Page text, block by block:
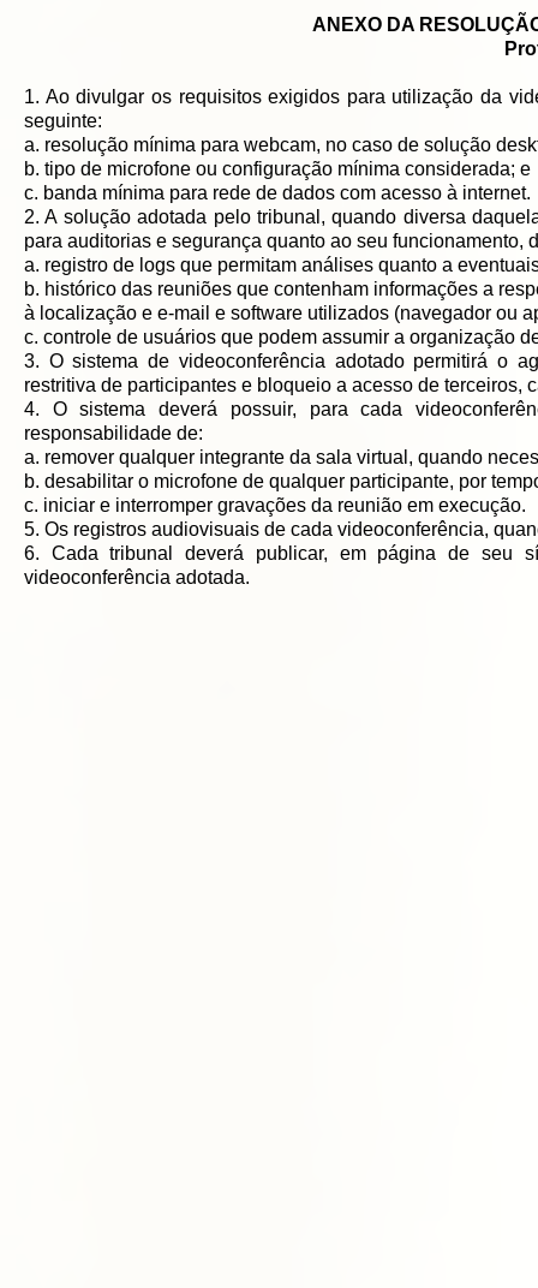
ANEXO DA
1. Ao divulgar os requisitos exigidos para utilização da
seguinte:
a. resolução mínima para webcam, no caso de solução
b. tipo de microfone ou configuração mínima considerada; e
c. banda mínima para rede de dados com acesso à internet.
2. A solução adotada pelo tribunal, quando diversa
para auditorias e segurança quanto ao seu funcionamento,
a. registro de logs que permitam análises quanto a
b. histórico das reuniões que contenham informações a
à localização e e-mail e software utilizados (navegador ou
c. controle de usuários que podem assumir a organização
3. O sistema de videoconferência adotado permitirá o
restritiva de participantes e bloqueio a acesso de terceiros,
4. O sistema deverá possuir, para cada
responsabilidade de:
a. remover qualquer integrante da sala virtual, quando
b. desabilitar o microfone de qualquer participante, por
c. iniciar e interromper gravações da reunião em execução.
5. Os registros audiovisuais de cada videoconferência,
6. Cada tribunal deverá publicar, em página de seu
videoconferência adotada.